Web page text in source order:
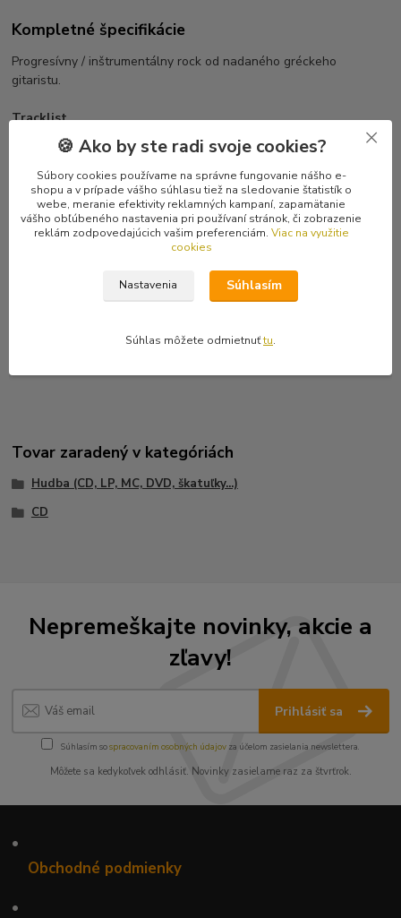
Kompletné špecifikácie
Progresívny / inštrumentálny rock od nadaného gréckeho
gitaristu.
Tracklist
1 Inferno
2 Gates Of Passion
3 Black Venus
4 La Rosa Del Deserto
5 Garden Of Memories
6 Coral Castle
12 La Ballerina Rusa
Tovar zaradený v kategóriách
Hudba (CD, LP, MC, DVD, škatuľky...)
CD
Nepremeškajte novinky, akcie a
zľavy!
Prihlásiť sa
Súhlasím sospracovaním osobných údajov za účelom zasielania newslettera.
Môžete sa kedykoľvek odhlásiť. Novinky zasielame raz za štvrťrok.
•
Obchodné podmienky
•
🍪 Ako by ste radi svoje cookies?
Súbory cookies používame na správne fungovanie nášho e-
shopu a v prípade vášho súhlasu tiež na sledovanie štatistík o
webe, meranie efektivity reklamných kampaní, zapamätanie
vášho obľúbeného nastavenia pri používaní stránok, či zobrazenie
reklám zodpovedajúcich vašim preferenciám. Viac na využitie
cookies
Nastavenia Súhlasím
Súhlas môžete odmietnuťtu.